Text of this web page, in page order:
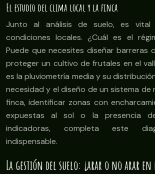
El estudio del clima local y la finca
Junto al análisis de suelo, es vital
condiciones locales. ¿Cuál es el
Puede que necesites diseñar barreras
proteger un cultivo de frutales en el
es la pluviometría media y su
necesidad y el diseño de un sistema de
finca, identificar zonas con
expuestas al sol o la presencia
indicadoras, completa este
indispensable.
La gestión del suelo: ¿arar o no arar en